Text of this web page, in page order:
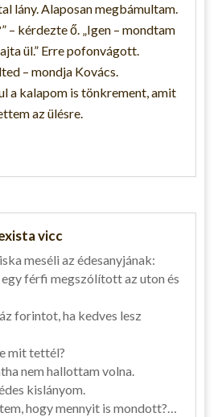
lány. Alaposan megbámultam.
– kérdezte ő. „Igen – mondtam
ül.” Erre pofonvágott.
– mondja Kovács.
a kalapom is tönkrement, amit
az ülésre.
vicc
meséli az édesanyjának:
egy férfi megszólított az uton és
forintot, ha kedves lesz
mit tettél?
nem hallottam volna.
kislányom.
hogy mennyit is mondott?…